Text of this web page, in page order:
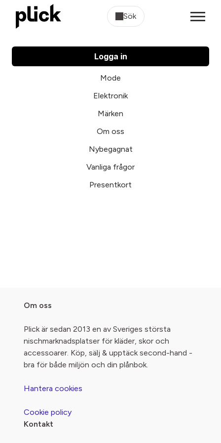
Sök
Logga in
Mode
Elektronik
Märken
Om oss
Nybegagnat
Vanliga frågor
Presentkort
Om oss
Plick är sedan 2013 en av Sveriges största
nischmarknadsplatser för kläder, skor och
accessoarer. Köp, sälj & upptäck second-hand -
bra för både miljön och din plånbok.
Hantera cookies
Cookie policy
Kontakt